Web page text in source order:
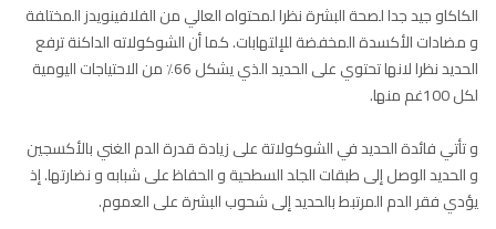
الكاكاو جيد جدا لصحة البشرة نظرا لمحتواه العالي من الفلافينويدز المختلفة
و مضادات الأكسدة المخفضة للإلتهابات. كما أن الشوكولاته الداكنة ترفع
الحديد نظرا لانها تحتوي على الحديد الذي يشكل 66٪ من الاحتياجات اليومية
لكل 100غم منها.
و تأتي فائدة الحديد في الشوكولاتة على زيادة قدرة الدم الغني بالأكسجين
و الحديد الوصل إلى طبقات الجلد السطحية و الحفاظ على شبابه و نضارتها. إذ
يؤدي فقر الدم المرتبط بالحديد إلى شحوب البشرة على العموم.